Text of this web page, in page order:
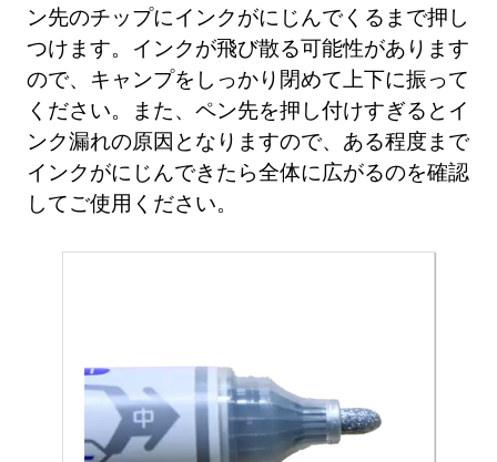
ン先のチップにインクがにじんでくるまで押し
つけます。インクが飛び散る可能性があります
ので、キャンプをしっかり閉めて上下に振って
ください。また、ペン先を押し付けすぎるとイ
ンク漏れの原因となりますので、ある程度まで
インクがにじんできたら全体に広がるのを確認
してご使用ください。